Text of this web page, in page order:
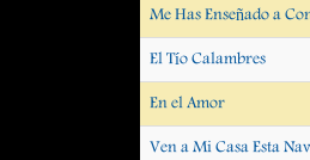
Me Has Enseñado a
El Tío Calambres
En el Amor
Ven a Mi Casa Esta